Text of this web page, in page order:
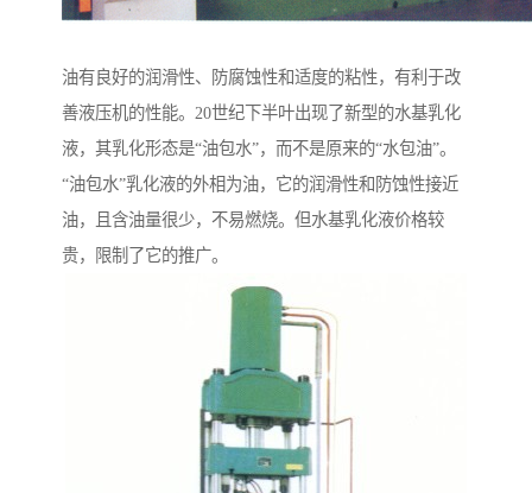
油有良好的润滑性、防腐蚀性和适度的粘性，有利于改
善液压机的性能。20世纪下半叶出现了新型的水基乳化
液，其乳化形态是“油包水”，而不是原来的“水包油”。
“油包水”乳化液的外相为油，它的润滑性和防蚀性接近
油，且含油量很少，不易燃烧。但水基乳化液价格较
贵，限制了它的推广。